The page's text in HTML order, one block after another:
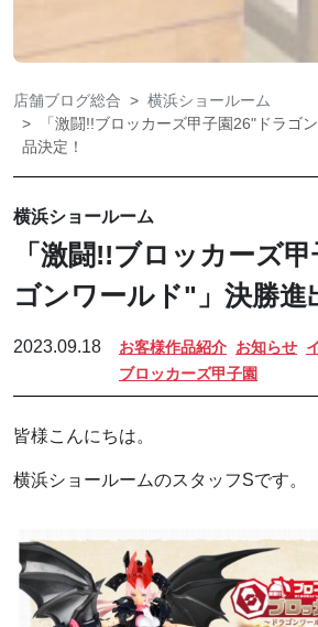
店舗ブログ総合
横浜ショールーム
「激闘!!ブロッカーズ甲子園26"ドラゴ
品決定！
横浜ショールーム
「激闘!!ブロッカーズ
ゴンワールド"」決勝進
2023.09.18 お客様作品紹介 お知らせ
ブロッカーズ甲子園
皆様こんにちは。
横浜ショールームのスタッフSです。